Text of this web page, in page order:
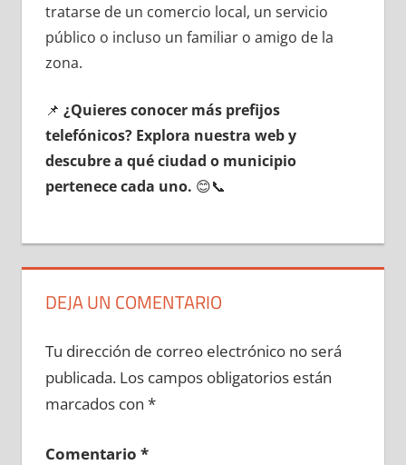
tratarse dе un comercio local, un servicio
público ο incluso un familiar ο amigo dе la
zona.
📌 ¿Quieres conocer mа́s prefijos
telefónicos? Explora nuestra web у
descubre а qué ciudad ο municipio
pertenece cada uno. 😊📞
DEJA UN COMENTARIO
Tu dirección de correo electrónico no será
publicada. Los campos obligatorios están
marcados con *
Comentario *